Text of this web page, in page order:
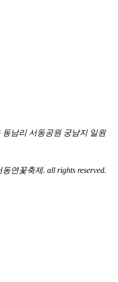
남리 서동공원 궁남지 일원
연꽃축제. all rights reserved.